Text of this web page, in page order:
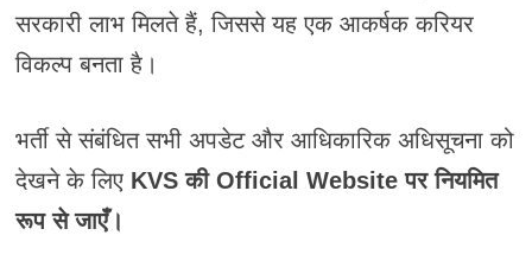
सरकारी लाभ मिलते हैं, जिससे यह एक आकर्षक करियर
विकल्प बनता है।
भर्ती से संबंधित सभी अपडेट और आधिकारिक अधिसूचना को
देखने के लिए KVS की Official Website पर नियमित
रूप से जाएँ।